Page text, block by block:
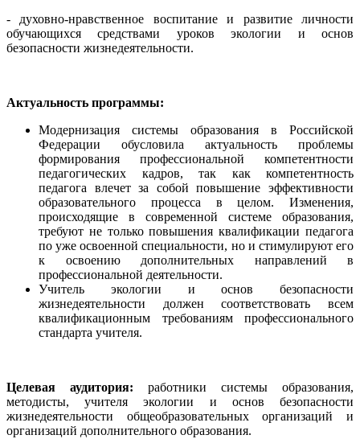
- духовно-нравственное воспитание и развитие личности
обучающихся средствами уроков экологии и основ
безопасности жизнедеятельности.
Актуальность программы:
Модернизация системы образования в Российской
Федерации обусловила актуальность проблемы
формирования профессиональной компетентности
педагогических кадров, так как компетентность
педагога влечет за собой повышение эффективности
образовательного процесса в целом. Изменения,
происходящие в современной системе образования,
требуют не только повышения квалификации педагога
по уже освоенной специальности, но и стимулируют его
к освоению дополнительных направлений в
профессиональной деятельности.
Учитель экологии и основ безопасности
жизнедеятельности должен соответствовать всем
квалификационным требованиям профессионального
стандарта учителя.
Целевая аудитория: работники системы образования,
методисты, учителя экологии и основ безопасности
жизнедеятельности общеобразовательных организаций и
организаций дополнительного образования.